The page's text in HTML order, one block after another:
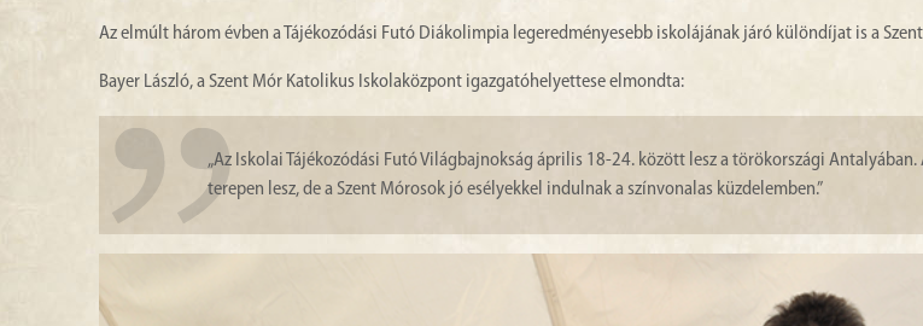
Az elmúlt három évben a Tájékozódási Futó Diákolimpia legeredményesebb iskolájának járó különdíjat is a
Bayer László, a Szent Mór Katolikus Iskolaközpont igazgatóhelyettese elmondta:
„Az Iskolai Tájékozódási Futó Világbajnokság április 18-24. között lesz a törökországi Antalyában.
terepen lesz, de a Szent Mórosok jó esélyekkel indulnak a színvonalas küzdelemben.”